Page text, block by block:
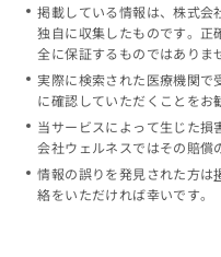
掲載している情報は、株式会
独自に収集したものです。正
全に保証するものではありま
実際に検索された医療機関で
に確認していただくことをお
当サービスによって生じた
会社ウェルネスではその賠償
情報の誤りを発見された方は
絡をいただければ幸いです。